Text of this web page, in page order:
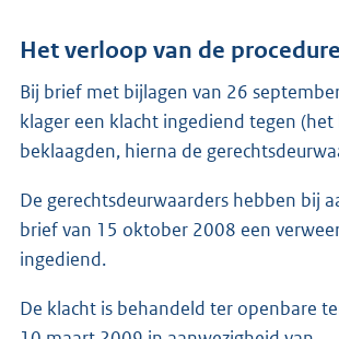
Het verloop van de procedure
Bij brief met bijlagen van 26
klager een klacht ingediend tegen
beklaagden, hierna de
De gerechtsdeurwaarders hebben bij
brief van 15 oktober 2008 een
ingediend.
De klacht is behandeld ter openbare